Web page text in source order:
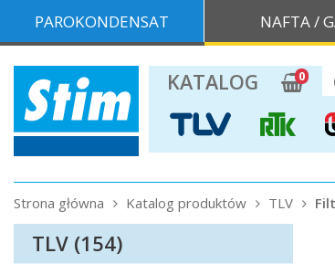
PAROKONDENSAT NAFTA /
KATALOG 0
Strona główna Katalog produktów TLV
TLV (154)